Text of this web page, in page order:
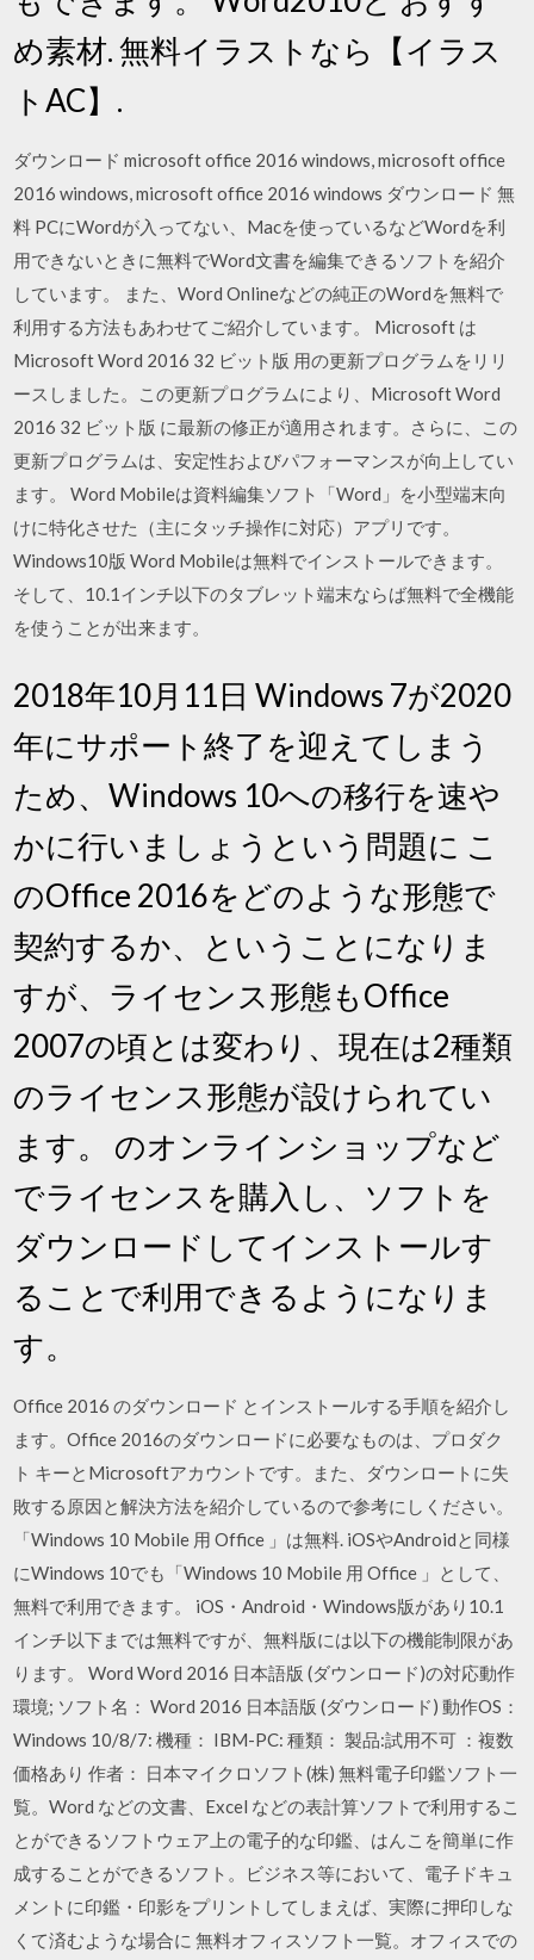
め素材. 無料イラストなら【イラス
トAC】.
ダウンロード microsoft office 2016 windows, microsoft office
2016 windows, microsoft office 2016 windows ダウンロード 無
料 PCにWordが入ってない、Macを使っているなどWordを利
用できないときに無料でWord文書を編集できるソフトを紹介
しています。 また、Word Onlineなどの純正のWordを無料で
利用する方法もあわせてご紹介しています。 Microsoft は
Microsoft Word 2016 32 ビット版 用の更新プログラムをリリ
ースしました。この更新プログラムにより、Microsoft Word
2016 32 ビット版 に最新の修正が適用されます。さらに、この
更新プログラムは、安定性およびパフォーマンスが向上してい
ます。 Word Mobileは資料編集ソフト「Word」を小型端末向
けに特化させた（主にタッチ操作に対応）アプリです。
Windows10版 Word Mobileは無料でインストールできます。
そして、10.1インチ以下のタブレット端末ならば無料で全機能
を使うことが出来ます。
2018年10月11日 Windows 7が2020
年にサポート終了を迎えてしまう
ため、Windows 10への移行を速や
かに行いましょうという問題に こ
のOffice 2016をどのような形態で
契約するか、ということになりま
すが、ライセンス形態もOffice
2007の頃とは変わり、現在は2種類
のライセンス形態が設けられてい
ます。 のオンラインショップなど
でライセンスを購入し、ソフトを
ダウンロードしてインストールす
ることで利用できるようになりま
す。
Office 2016 のダウンロード とインストールする手順を紹介し
ます。Office 2016のダウンロードに必要なものは、プロダク
ト キーとMicrosoftアカウントです。また、ダウンロートに失
敗する原因と解決方法を紹介しているので参考にしください。
「Windows 10 Mobile 用 Office 」は無料. iOSやAndroidと同様
にWindows 10でも「Windows 10 Mobile 用 Office 」として、
無料で利用できます。 iOS・Android・Windows版があり10.1
インチ以下までは無料ですが、無料版には以下の機能制限があ
ります。 Word Word 2016 日本語版 (ダウンロード)の対応動作
環境; ソフト名： Word 2016 日本語版 (ダウンロード) 動作OS：
Windows 10/8/7: 機種： IBM-PC: 種類： 製品:試用不可 ：複数
価格あり 作者： 日本マイクロソフト(株) 無料電子印鑑ソフト一
覧。Word などの文書、Excel などの表計算ソフトで利用するこ
とができるソフトウェア上の電子的な印鑑、はんこを簡単に作
成することができるソフト。ビジネス等において、電子ドキュ
メントに印鑑・印影をプリントしてしまえば、実際に押印しな
くて済むような場合に 無料オフィスソフト一覧。オフィスでの